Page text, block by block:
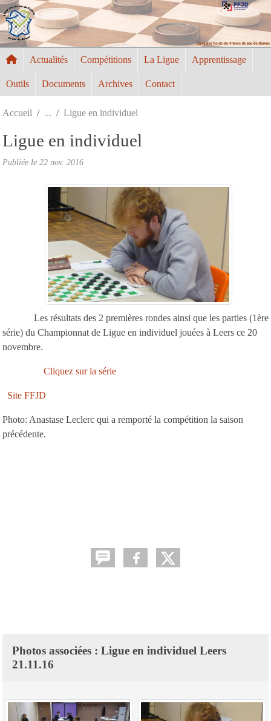
Actualités Compétitions La Ligue Apprentissage
Outils Documents Archives Contact
Accueil Ligue en individuel
Ligue en individuel
Publiée le 22 nov. 2016
Les résultats des 2 premières rondes ainsi que les parties (1ère
série) du Championnat de Ligue en individuel jouées à Leers ce 20
novembre.
Cliquez sur la série
Site FFJD
Photo: Anastase Leclerc qui a remporté la compétition la saison
précédente.
Photos associées : Ligue en individuel Leers
21.11.16
Panneau de gestion des cookies